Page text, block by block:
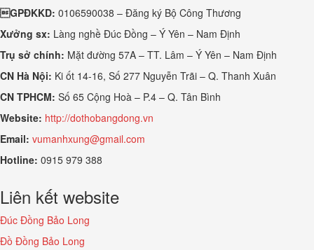
GPĐKKD: 0106590038 – Đăng ký Bộ Công Thương
Xưởng sx: Làng nghề Đúc Đồng – Ý Yên – Nam Định
Trụ sở chính: Mặt đường 57A – TT. Lâm – Ý Yên – Nam Định
CN Hà Nội: Ki ốt 14-16, Số 277 Nguyễn Trãi – Q. Thanh Xuân
CN TPHCM: Số 65 Cộng Hoà – P.4 – Q. Tân Bình
Website: http://dothobangdong.vn
Email: vumanhxung@gmail.com
Hotline: 0915 979 388
Liên kết website
Đúc Đồng Bảo Long
Đồ Đồng Bảo Long